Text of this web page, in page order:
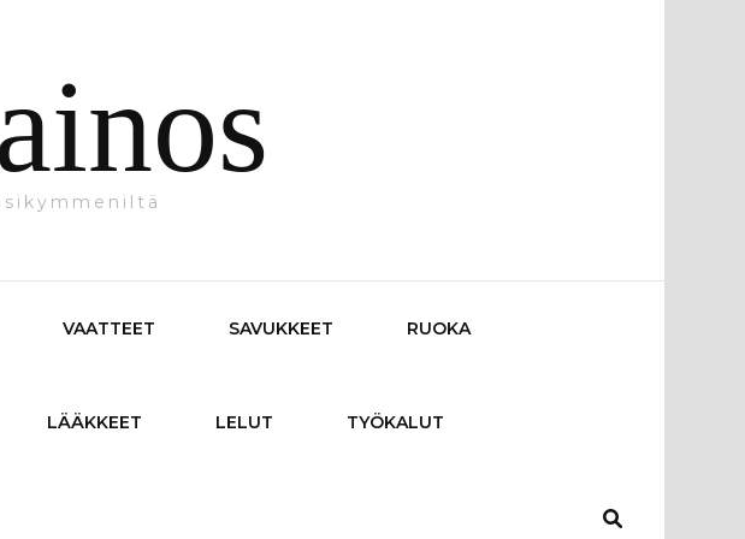
VAATTEET SAVUKKEET RUOKA
LÄÄKKEET LELUT TYÖKALUT